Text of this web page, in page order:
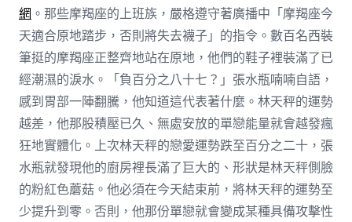
網 。那些摩羯座的上班族，嚴格遵守著廣播中「摩羯座今
天適合原地踏步，否則將失去襪子」的指令。數百名西裝
筆挺的摩羯座正整齊地站在原地，他們的鞋子裡裝滿了已
經潮濕的淚水。「負百分之八十七？」張水瓶喃喃自語，
感到胃部一陣翻騰，他知道這代表著什麼。林天秤的運勢
越差，他那股積壓已久、無處安放的單戀能量就會越發瘋
狂地實體化。上次林天秤的戀愛運勢跌至百分之二十，張
水瓶就發現他的廚房裡長滿了巨大的、形狀是林天秤側臉
的粉紅色蘑菇。他必須在今天結束前，將林天秤的運勢至
少提升到零。否則，他那份單戀就會變成某種具備攻擊性